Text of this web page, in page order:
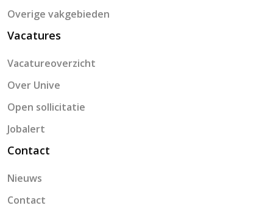
Overige vakgebieden
Vacatures
Vacatureoverzicht
Over Unive
Open sollicitatie
Jobalert
Contact
Nieuws
Contact